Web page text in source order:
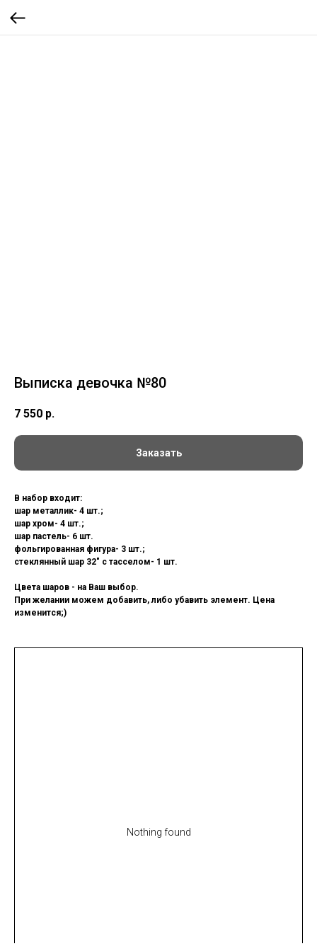
Выписка девочка №80
7 550 р.
Заказать
В набор входит:
шар металлик- 4 шт.;
шар хром- 4 шт.;
шар пастель- 6 шт.
фольгированная фигура- 3 шт.;
стеклянный шар 32" с тасселом- 1 шт.
Цвета шаров - на Ваш выбор.
При желании можем добавить, либо убавить элемент. Цена
изменится;)
Nothing found